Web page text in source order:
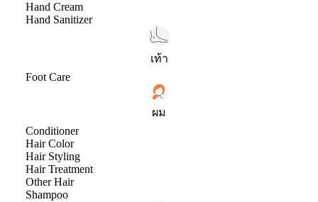
Hand Cream
Hand Sanitizer
เท้า
Foot Care
ผม
Conditioner
Hair Color
Hair Styling
Hair Treatment
Other Hair
Shampoo